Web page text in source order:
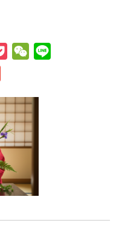
k
e
t
W
h
t
a
i
l